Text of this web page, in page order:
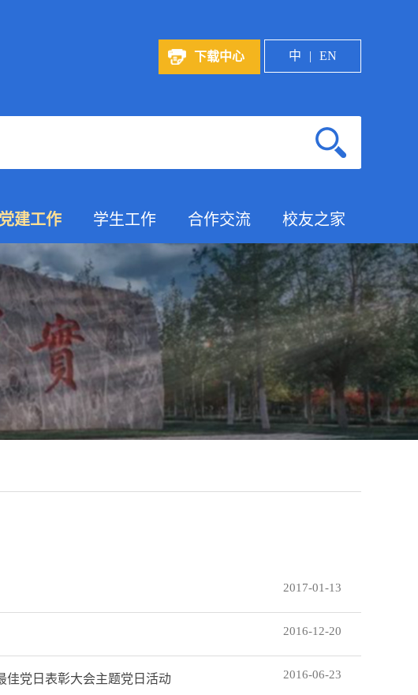
下载中心 中 EN
党建工作 学生工作 合作交流 校友之家
2017-01-13
2016-12-20
佳党日表彰大会主题党日活动 2016-06-23